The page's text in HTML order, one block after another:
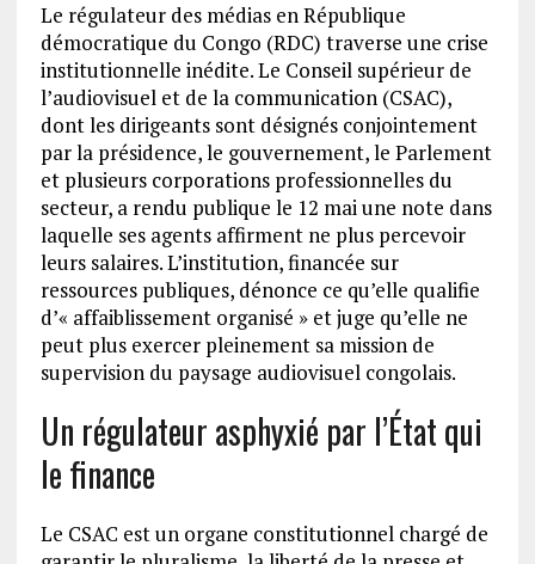
Le régulateur des médias en République
démocratique du Congo (RDC) traverse une crise
institutionnelle inédite. Le Conseil supérieur de
l’audiovisuel et de la communication (CSAC),
dont les dirigeants sont désignés conjointement
par la présidence, le gouvernement, le Parlement
et plusieurs corporations professionnelles du
secteur, a rendu publique le 12 mai une note dans
laquelle ses agents affirment ne plus percevoir
leurs salaires. L’institution, financée sur
ressources publiques, dénonce ce qu’elle qualifie
d’« affaiblissement organisé » et juge qu’elle ne
peut plus exercer pleinement sa mission de
supervision du paysage audiovisuel congolais.
Un régulateur asphyxié par l’État qui
le finance
Le CSAC est un organe constitutionnel chargé de